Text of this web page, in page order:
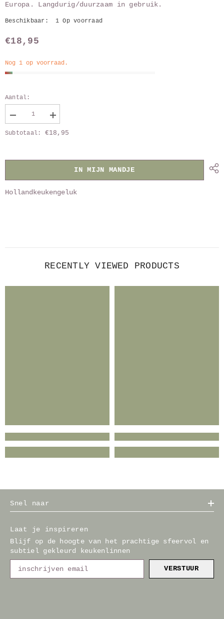
Europa. Langdurig/duurzaam in gebruik.
Beschikbaar: 1 Op voorraad
€18,95
Nog 1 op voorraad.
Aantal:
aantal
van
Vergroot
aantal
van
Subtotaal: €18,95
IN MIJN MANDJE
Hollandkeukengeluk
RECENTLY VIEWED PRODUCTS
Snel naar
Laat je inspireren
Blijf op de hoogte van het prachtige sfeervol en
subtiel gekleurd keukenlinnen
VERSTUUR